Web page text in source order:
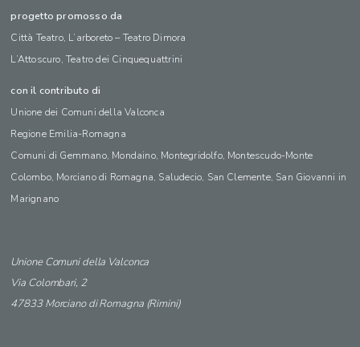
progetto promosso da
Città Teatro, L’arboreto – Teatro Dimora
L’Attoscuro, Teatro dei Cinquequattrini
con il contributo di
Unione dei Comuni della Valconca
Regione Emilia-Romagna
Comuni di Gemmano, Mondaino, Montegridolfo, Montescudo-Monte
Colombo, Morciano di Romagna, Saludecio, San Clemente, San Giovanni in
Marignano
Unione Comuni della Valconca
Via Colombari, 2
47833 Morciano di Romagna (Rimini)